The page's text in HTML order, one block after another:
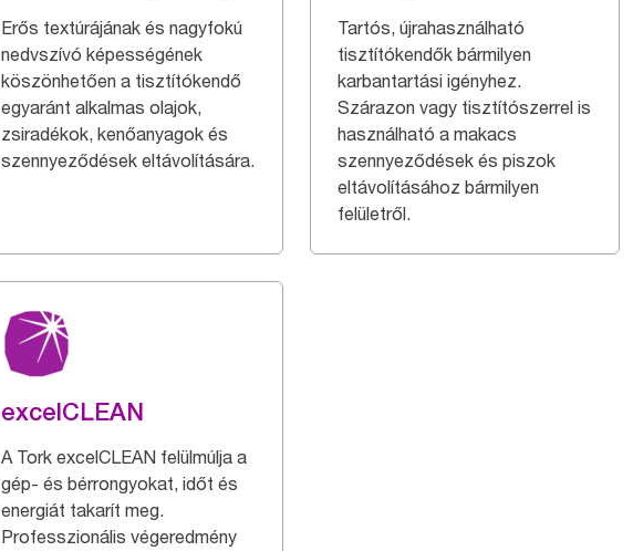
Erős textúrájának és nagyfokú
nedvszívó képességének
köszönhetően a tisztítókendő
egyaránt alkalmas olajok,
zsiradékok, kenőanyagok és
szennyeződések eltávolítására.
Tartós, újrahasználható
tisztítókendők bármilyen
karbantartási igényhez.
Szárazon vagy tisztítószerrel is
használható a makacs
szennyeződések és piszok
eltávolításához bármilyen
felületről.
excelCLEAN
A Tork excelCLEAN felülmúlja a
gép- és bérrongyokat, időt és
energiát takarít meg.
Professzionális végeredmény